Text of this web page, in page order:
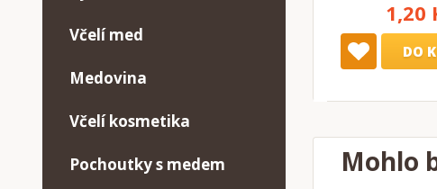
1,20
DO
Mohlo
Včelí med
Medovina
Včelí kosmetika
Pochoutky s medem